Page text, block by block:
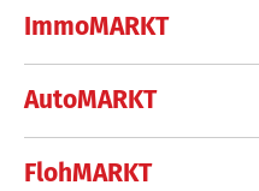
ImmoMARKT
AutoMARKT
FlohMARKT